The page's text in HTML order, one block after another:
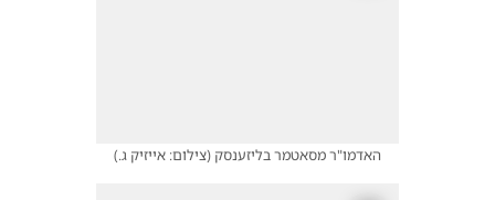
האדמו"ר מסאטמר בליזענסק (צילום: אייזיק ג.)